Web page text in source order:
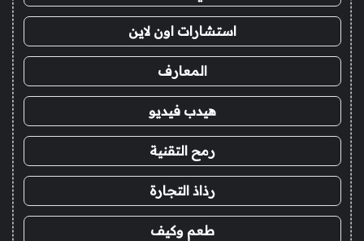
استشارات اون لاين
المعارف
هيدب فيديو
رمح التقنية
رذاذ التجارة
طعم وكيف